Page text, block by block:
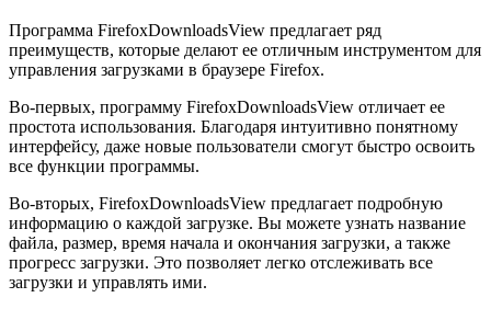
Программа FirefoxDownloadsView предлагает ряд
преимуществ, которые делают ее отличным инструментом для
управления загрузками в браузере Firefox.
Во-первых, программу FirefoxDownloadsView отличает ее
простота использования. Благодаря интуитивно понятному
интерфейсу, даже новые пользователи смогут быстро освоить
все функции программы.
Во-вторых, FirefoxDownloadsView предлагает подробную
информацию о каждой загрузке. Вы можете узнать название
файла, размер, время начала и окончания загрузки, а также
прогресс загрузки. Это позволяет легко отслеживать все
загрузки и управлять ими.